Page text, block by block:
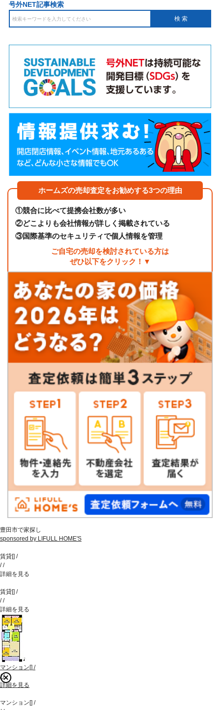
号外NET記事検索
ホームズの売却査定をお勧めする3つの理由
①競合に比べて提携会社数が多い
②どこよりも会社情報が詳しく掲載されている
③国際基準のセキュリティで個人情報を管理
ご自宅の売却を検討されている方は
ぜひ以下をクリック！▼
豊田市で家探し
sponsored by LIFULL HOME'S
賃貸[] /
//
詳細を見る
賃貸[] /
//
詳細を見る
マンション [] /
//
詳細を見る
マンション [] /